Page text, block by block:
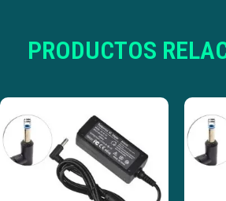
PRODUCTOS